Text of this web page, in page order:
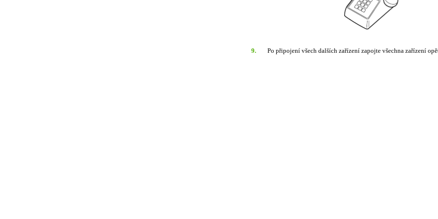
9. Po připojení všech dalších zařízení zapojte všechna zařízení